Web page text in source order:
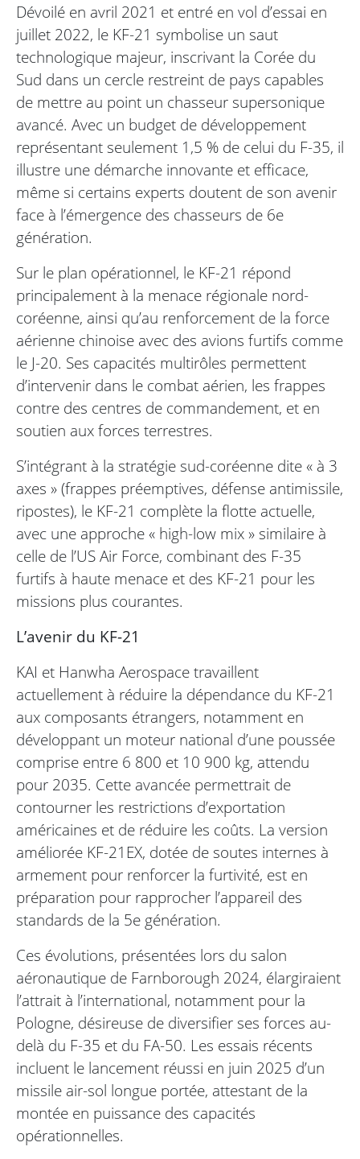
Dévoilé en avril 2021 et entré en vol d’essai en
juillet 2022, le KF-21 symbolise un saut
technologique majeur, inscrivant la Corée du
Sud dans un cercle restreint de pays capables
de mettre au point un chasseur supersonique
avancé. Avec un budget de développement
représentant seulement 1,5 % de celui du F-35, il
illustre une démarche innovante et efficace,
même si certains experts doutent de son avenir
face à l’émergence des chasseurs de 6e
génération.
Sur le plan opérationnel, le KF-21 répond
principalement à la menace régionale nord-
coréenne, ainsi qu’au renforcement de la force
aérienne chinoise avec des avions furtifs comme
le J-20. Ses capacités multirôles permettent
d’intervenir dans le combat aérien, les frappes
contre des centres de commandement, et en
soutien aux forces terrestres.
S’intégrant à la stratégie sud-coréenne dite « à 3
axes » (frappes préemptives, défense antimissile,
ripostes), le KF-21 complète la flotte actuelle,
avec une approche « high-low mix » similaire à
celle de l’US Air Force, combinant des F-35
furtifs à haute menace et des KF-21 pour les
missions plus courantes.
L’avenir du KF-21
KAI et Hanwha Aerospace travaillent
actuellement à réduire la dépendance du KF-21
aux composants étrangers, notamment en
développant un moteur national d’une poussée
comprise entre 6 800 et 10 900 kg, attendu
pour 2035. Cette avancée permettrait de
contourner les restrictions d’exportation
américaines et de réduire les coûts. La version
améliorée KF-21EX, dotée de soutes internes à
armement pour renforcer la furtivité, est en
préparation pour rapprocher l’appareil des
standards de la 5e génération.
Ces évolutions, présentées lors du salon
aéronautique de Farnborough 2024, élargiraient
l’attrait à l’international, notamment pour la
Pologne, désireuse de diversifier ses forces au-
delà du F-35 et du FA-50. Les essais récents
incluent le lancement réussi en juin 2025 d’un
missile air-sol longue portée, attestant de la
montée en puissance des capacités
opérationnelles.